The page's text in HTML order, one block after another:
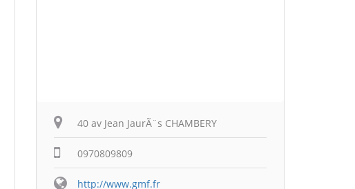
40 av Jean JaurÃ¨s CHAMBERY
0970809809
http://www.gmf.fr